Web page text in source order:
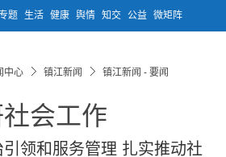
题 生活 健康 舆情 知交 公益 微矩阵
中心 镇江新闻 镇江新闻 - 要闻
会工作
领和服务管理 扎实推动社